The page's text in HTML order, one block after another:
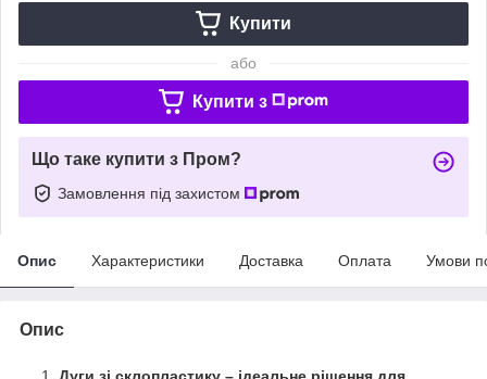
Купити
або
Купити з
Що таке купити з Пром?
Замовлення під захистом
Опис Характеристики Доставка Оплата Умови
Опис
Дуги зі склопластику – ідеальне рішення для